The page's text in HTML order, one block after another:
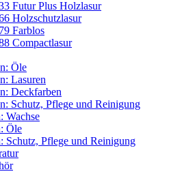
Futur Plus Holzlasur
Holzschutzlasur
Farblos
Compactlasur
Öle
Lasuren
Deckfarben
Schutz, Pflege und Reinigung
Wachse
Öle
Schutz, Pflege und Reinigung